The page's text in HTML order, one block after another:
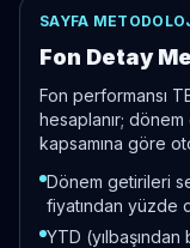
SAYFA
Fon Detay
Fon performansı
hesaplanır;
kapsamına göre
Dönem getirileri
fiyatından yüzde
YTD